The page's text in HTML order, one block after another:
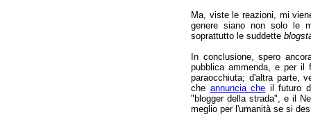
Ma, viste le reazioni, mi
genere siano non solo le
soprattutto le suddette
In conclusione, spero
pubblica ammenda, e per il
paraocchiuta; d'altra parte,
che annuncia che il futuro
"blogger della strada", e il
meglio per l'umanità se si